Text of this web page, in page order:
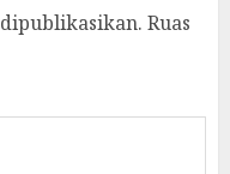
Ruas